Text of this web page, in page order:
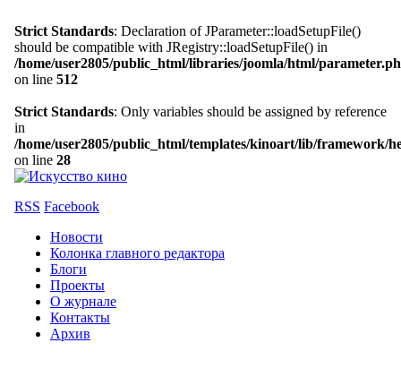
Strict Standards: Declaration of JParameter::loadSetupFile()
should be compatible with JRegistry::loadSetupFile() in
/home/user2805/public_html/libraries/joomla/html/
on line 512
Strict Standards: Only variables should be assigned by reference
in
/home/user2805/public_html/templates/kinoart/lib/framework/
on line 28
RSS Facebook
Новости
Колонка главного редактора
Блоги
Проекты
О журнале
Контакты
Архив